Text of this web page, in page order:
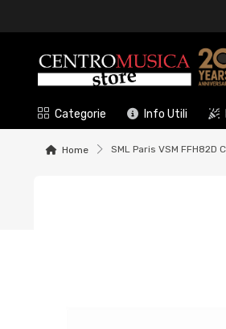
Categorie Info Utili
Home